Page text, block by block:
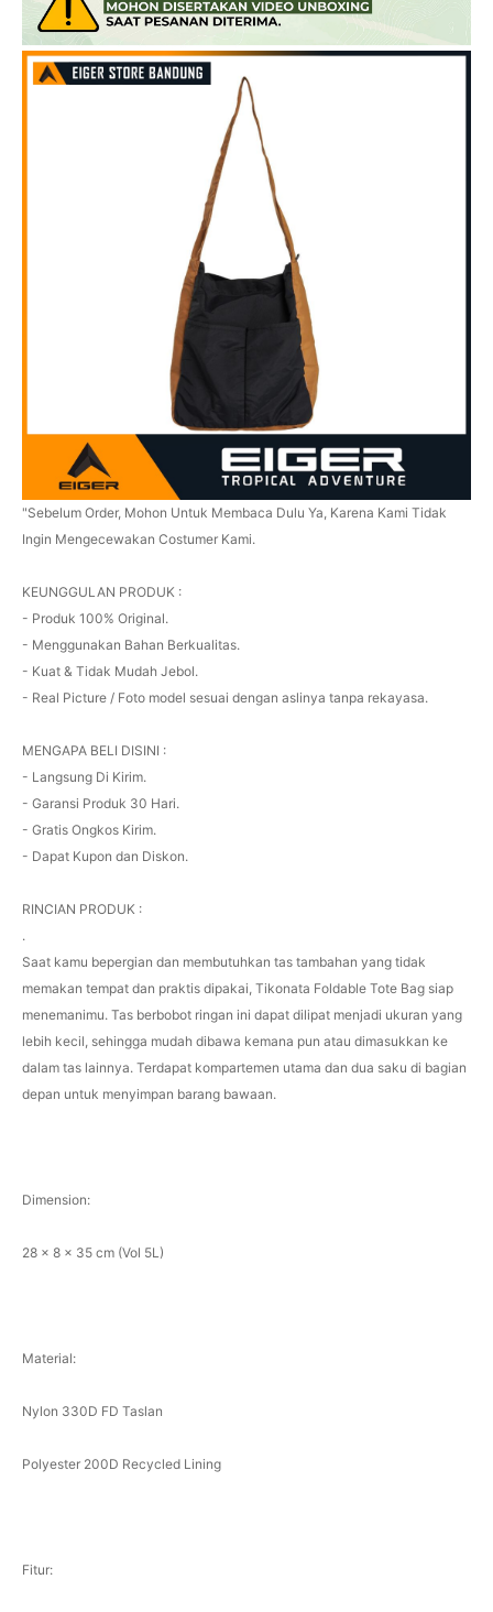
"Sebelum Order, Mohon Untuk Membaca Dulu Ya, Karena Kami Tidak
Ingin Mengecewakan Costumer Kami.
KEUNGGULAN PRODUK :
- Produk 100% Original.
- Menggunakan Bahan Berkualitas.
- Kuat & Tidak Mudah Jebol.
- Real Picture / Foto model sesuai dengan aslinya tanpa rekayasa.
MENGAPA BELI DISINI :
- Langsung Di Kirim.
- Garansi Produk 30 Hari.
- Gratis Ongkos Kirim.
- Dapat Kupon dan Diskon.
RINCIAN PRODUK :
.
Saat kamu bepergian dan membutuhkan tas tambahan yang tidak
memakan tempat dan praktis dipakai, Tikonata Foldable Tote Bag siap
menemanimu. Tas berbobot ringan ini dapat dilipat menjadi ukuran yang
lebih kecil, sehingga mudah dibawa kemana pun atau dimasukkan ke
dalam tas lainnya. Terdapat kompartemen utama dan dua saku di bagian
depan untuk menyimpan barang bawaan.
Dimension:
28 x 8 x 35 cm (Vol 5L)
Material:
Nylon 330D FD Taslan
Polyester 200D Recycled Lining
Fitur: